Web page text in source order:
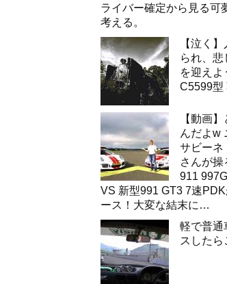
ライバー確定から見る可
考える。
【泣く
られ、悲
を迎えよ
C5599型
【動画
んだよw
サビーネ
さんが操
911
VS 新型991 GT3 7速
ース！大変な結末に…
軽で普通
スした